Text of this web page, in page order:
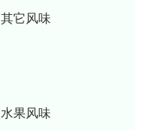
其它风味
水果风味